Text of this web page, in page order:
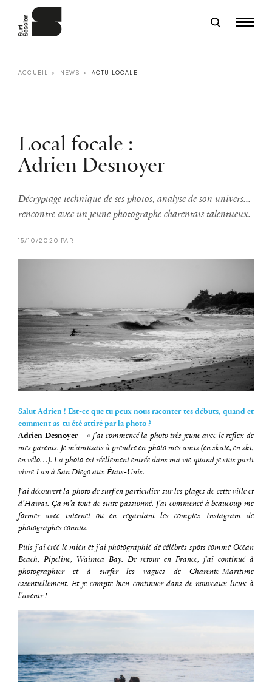
ACCUEIL NEWS ACTU LOCALE
Local focale :
Adrien Desnoyer
Décryptage technique de ses photos, analyse de son univers...
rencontre avec un jeune photographe charentais talentueux.
15/10/2020 PAR
Salut Adrien ! Est-ce que tu peux nous raconter tes débuts, quand et
comment as-tu été attiré par la photo ?
Adrien Desnoyer– « J’ai commencé la photo très jeune avec le reflex de
mes parents. Je m’amusais à prendre en photo mes amis (en skate, en ski,
en vélo…). La photo est réellement entrée dans ma vie quand je suis parti
vivre 1 an à San Diego aux États-Unis.
J’ai découvert la photo de surf en particulier sur les plages de cette ville et
d’Hawaï. Ça m’a tout de suite passionné. J’ai commencé à beaucoup me
former avec internet ou en regardant les comptes Instagram de
photographes connus.
Puis j’ai créé le mien et j’ai photographié de célèbres spots comme Ocean
Beach, Pipeline, Waimea Bay. De retour en France, j’ai continué à
photographier et à surfer les vagues de Charente-Maritime
essentiellement. Et je compte bien continuer dans de nouveaux lieux à
l’avenir !